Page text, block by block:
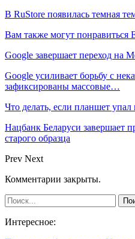
В RuStore появилась темная
Вам также могут понравиться
Google завершает переход на
Google усиливает борьбу с
зафиксированы массовые…
Что делать, если планшет
Нацбанк Беларуси завершает
старого образца
Prev Next
Комментарии закрыты.
Интересное: